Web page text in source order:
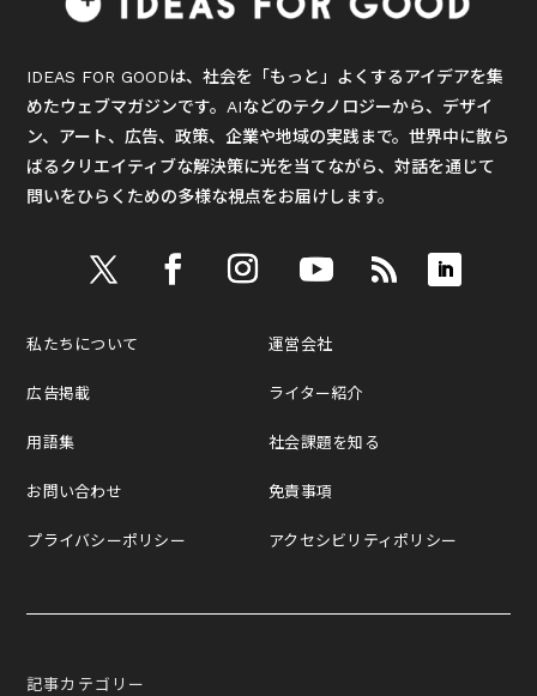
IDEAS FOR GOODは、社会を「もっと」よくするアイデアを集
めたウェブマガジンです。AIなどのテクノロジーから、デザイ
ン、アート、広告、政策、企業や地域の実践まで。世界中に散ら
ばるクリエイティブな解決策に光を当てながら、対話を通じて
問いをひらくための多様な視点をお届けします。
私たちについて
広告掲載
用語集
お問い合わせ
プライバシーポリシー
運営会社
ライター紹介
社会課題を知る
免責事項
アクセシビリティポリシー
記事カテゴリー